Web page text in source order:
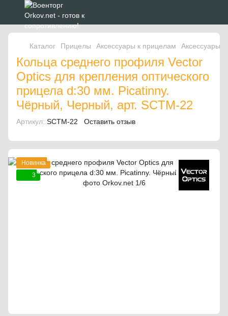
Каталог Прицелы Аксессуары к прицелам Аксессуары
Кольца среднего профиля Vector
Optics для крепления оптического
прицела d:30 мм. Picatinny.
Чёрный, Черный, арт. SCTM-22
Артикул: SCTM-22 Оставить отзыв
Новинка
3